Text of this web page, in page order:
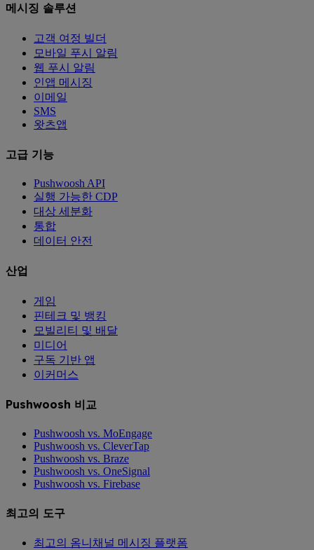
메시징 솔루션
고객 여정 빌더
모바일 푸시 알림
웹 푸시 알림
인앱 메시징
이메일
SMS
왓츠앱
고급 기능
Pushwoosh API
실행 가능한 CDP
대상 세분화
통합
데이터 안전
산업
게임
핀테크 및 뱅킹
모빌리티 및 배달
미디어
구독 기반 앱
이커머스
Pushwoosh 비교
Pushwoosh vs. MoEngage
Pushwoosh vs. CleverTap
Pushwoosh vs. Braze
Pushwoosh vs. OneSignal
Pushwoosh vs. Firebase
최고의 도구
최고의 옴니채널 메시징 플랫폼